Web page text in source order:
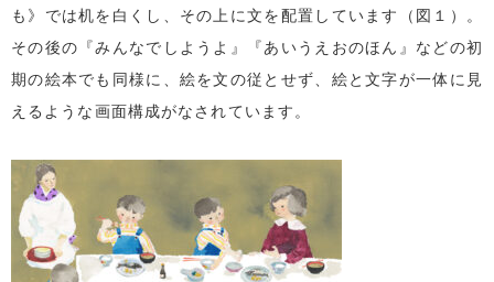
も》では机を白くし、その上に文を配置しています（図１）。
その後の『みんなでしようよ』『あいうえおのほん』などの初
期の絵本でも同様に、絵を文の従とせず、絵と文字が一体に見
えるような画面構成がなされています。